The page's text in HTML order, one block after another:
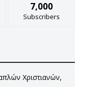
7,000
Subscribers
Χριστιανών,